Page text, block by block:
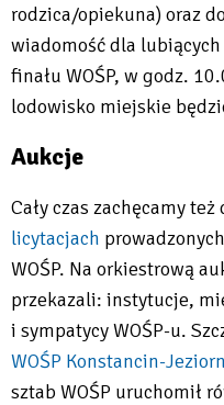
new
tab
rodzica/opiekuna) oraz
wiadomość dla
finału WOŚP, w godz.
lodowisko miejskie
Aukcje
Cały czas zachęcamy też
licytacjach
WOŚP. Na orkiestrową
przekazali: instytucje,
i sympatycy WOŚP-u.
WOŚP Konstancin-
Will
sztab WOŚP uruchomił